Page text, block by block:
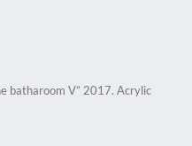
batharoom V” 2017. Acrylic